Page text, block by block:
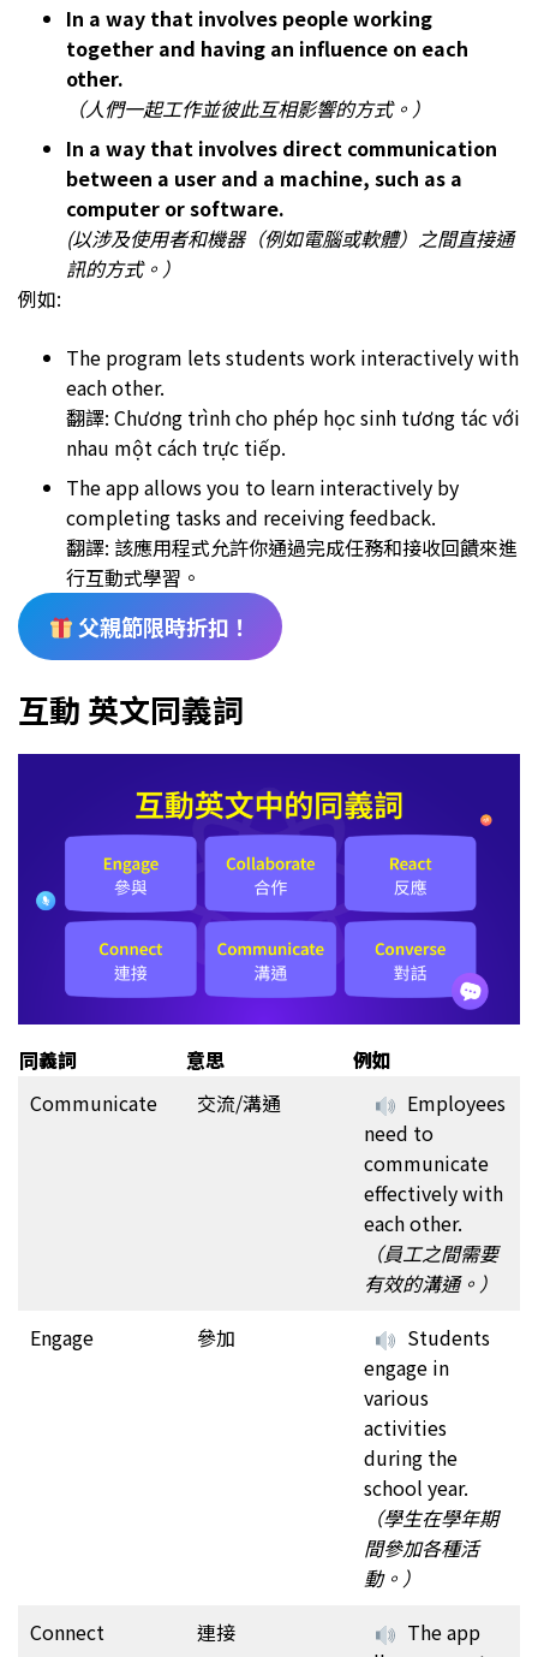
In a way that involves people working
together and having an influence on each
other.
（人們一起工作並彼此互相影響的方式。）
In a way that involves direct communication
between a user and a machine, such as a
computer or software.
(以涉及使用者和機器（例如電腦或軟體）之間直接通
訊的方式。）
例如:
The program lets students work interactively with
each other.
翻譯: Chương trình cho phép học sinh tương tác với
nhau một cách trực tiếp.
The app allows you to learn interactively by
completing tasks and receiving feedback.
翻譯: 該應用程式允許你通過完成任務和接收回饋來進
行互動式學習。
父親節限時折扣！
互動 英文同義詞
同義詞 意思
例如
Communicate
交流/溝通
Employees
need to
communicate
effectively with
each other.
（員工之間需要
有效的溝通。）
Engage
參加
Students
engage in
various
activities
during the
school year.
（學生在學年期
間參加各種活
動。）
Connect
連接
The app